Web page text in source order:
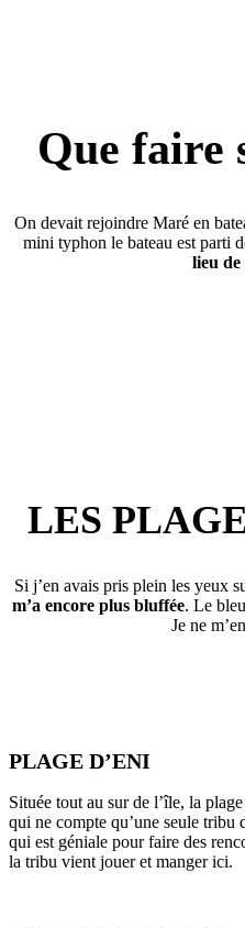
Que faire
On devait rejoindre Maré en
mini typhon le bateau est parti
lieu
LES
Si j’en avais pris plein les yeux
m’a encore plus bluffée. Le
Je ne
PLAGE D’ENI
Située tout au sur de l’île, la
qui ne compte qu’une seule tribu
qui est géniale pour faire des
la tribu vient jouer et manger ici.